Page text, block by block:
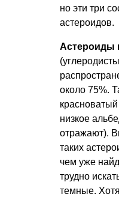
но эти три
астероидов.
Астероиды
около 75%.
низкое
отражают).
таких
чем уже
трудно
темные.